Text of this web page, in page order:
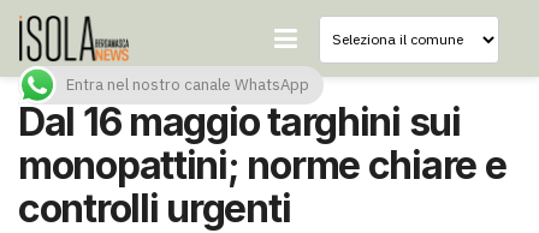
Dal 16 maggio targhini sui
monopattini; norme chiare e
controlli urgenti
Entra nel nostro canale WhatsApp